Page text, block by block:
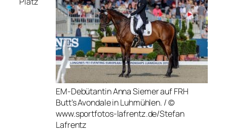
EM-Debütantin Anna Siemer auf FRH
Butt’s Avondale in Luhmühlen. / ©
www.sportfotos-lafrentz.de/Stefan
Lafrentz